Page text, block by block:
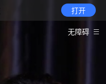
打开
无障碍